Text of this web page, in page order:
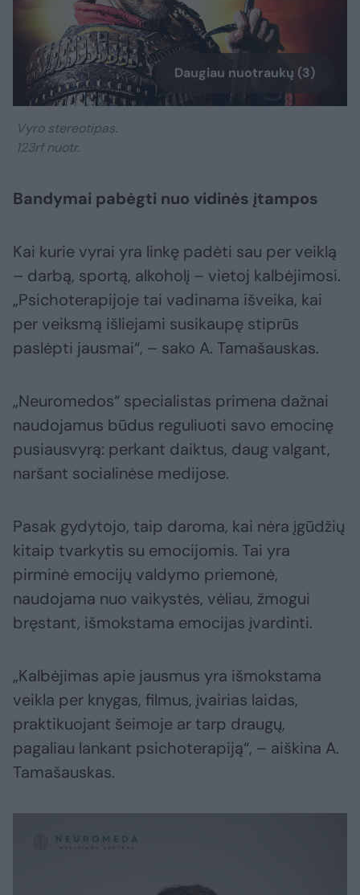
Daugiau nuotraukų (3)
Vyro stereotipas.
123rf nuotr.
Bandymai pabėgti nuo vidinės įtampos
Kai kurie vyrai yra linkę padėti sau per veiklą
– darbą, sportą, alkoholį – vietoj kalbėjimosi.
„Psichoterapijoje tai vadinama išveika, kai
per veiksmą išliejami susikaupę stiprūs
paslėpti jausmai“, – sako A. Tamašauskas.
„Neuromedos“ specialistas primena dažnai
naudojamus būdus reguliuoti savo emocinę
pusiausvyrą: perkant daiktus, daug valgant,
naršant socialinėse medijose.
Pasak gydytojo, taip daroma, kai nėra įgūdžių
kitaip tvarkytis su emocijomis. Tai yra
pirminė emocijų valdymo priemonė,
naudojama nuo vaikystės, vėliau, žmogui
bręstant, išmokstama emocijas įvardinti.
„Kalbėjimas apie jausmus yra išmokstama
veikla per knygas, filmus, įvairias laidas,
praktikuojant šeimoje ar tarp draugų,
pagaliau lankant psichoterapiją“, – aiškina A.
Tamašauskas.